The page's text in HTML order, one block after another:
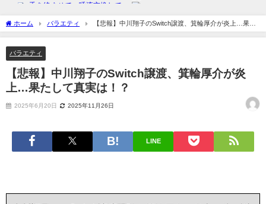
ホーム バラエティ
【悲報】中川翔子のSwitch譲渡、箕輪厚介が炎上…果た
して真実は！？
バラエティ
【悲報】中川翔子のSwitch譲渡、箕輪厚介が炎
上…果たして真実は！？
2025年6月20日 2025年11月26日
LINE